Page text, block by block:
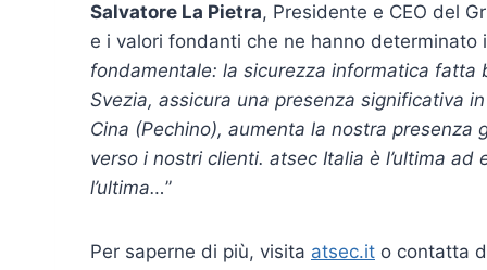
Salvatore La Pietra, Presidente e CEO del
e i valori fondanti che ne hanno determinato
fondamentale: la sicurezza informatica fatta
Svezia, assicura una presenza significativa
Cina (Pechino), aumenta la nostra
verso i nostri clienti. atsec Italia è l’ultima
l’ultima…”
Per saperne di più, visita atsec.it o contatta